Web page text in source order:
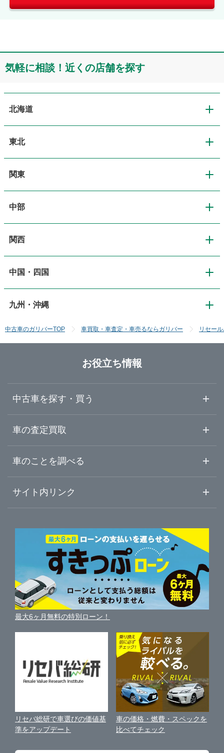
気軽に相談！近くの店舗を探す
北海道
北海道
道央・札幌
道北・旭川
東北
東北
青森
岩手
福島
関東
関東
東京
神奈川
栃木
中部
中部
新潟
長野
富山
福井
山梨
三重
関西
関西
大阪
京都
和歌山
中国・四国
中国・四国
広島
山口
愛媛
高知
九州・沖縄
熊本
鹿児島
沖縄
中古車のガリバーTOP 車買取・車査定・車売るならガリバー リセー
お役立ち情報
中古車を探す・買う
中古車情報・中古車検索
初めての中古車購入ガイド
中古車人気ランキング
自動車ローンを調べる
ガリバーの自動車ローン
車買い替えの基礎知識
近くのお店で車を探す
車の査定買取
車査定・車買取ならガリバー
ガリバーの査定が選ばれる理由
車を売る時よくある質問
便利な査定サービス
中古車買取相場（毎月更新）
車の個人売買ガイド
車のことを調べる
車初心者まとめ
新車・中古車カタログ
車の燃費を調べる
車種別クチコミ
車比較サイト
サイト内リンク
サイトマップ
サイトの使用条件
利用規約
保険代理店業務に関する基本方針
古物営業法に基づく表示
お客様の声
会社案内
最大6ヶ月無料の特別ローン！
リセバ総研で車選びの価値基
準をアップデート
車の価格・燃費・スペックを
比べてチェック